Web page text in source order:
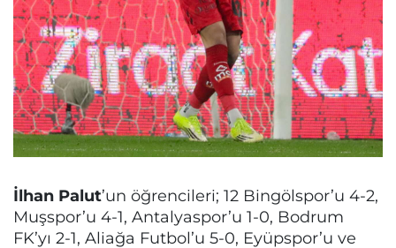
İlhan Palut’un öğrencileri; 12 Bingölspor’u 4-2,
Muşspor’u 4-1, Antalyaspor’u 1-0, Bodrum
FK’yı 2-1, Aliağa Futbol’u 5-0, Eyüpspor’u ve